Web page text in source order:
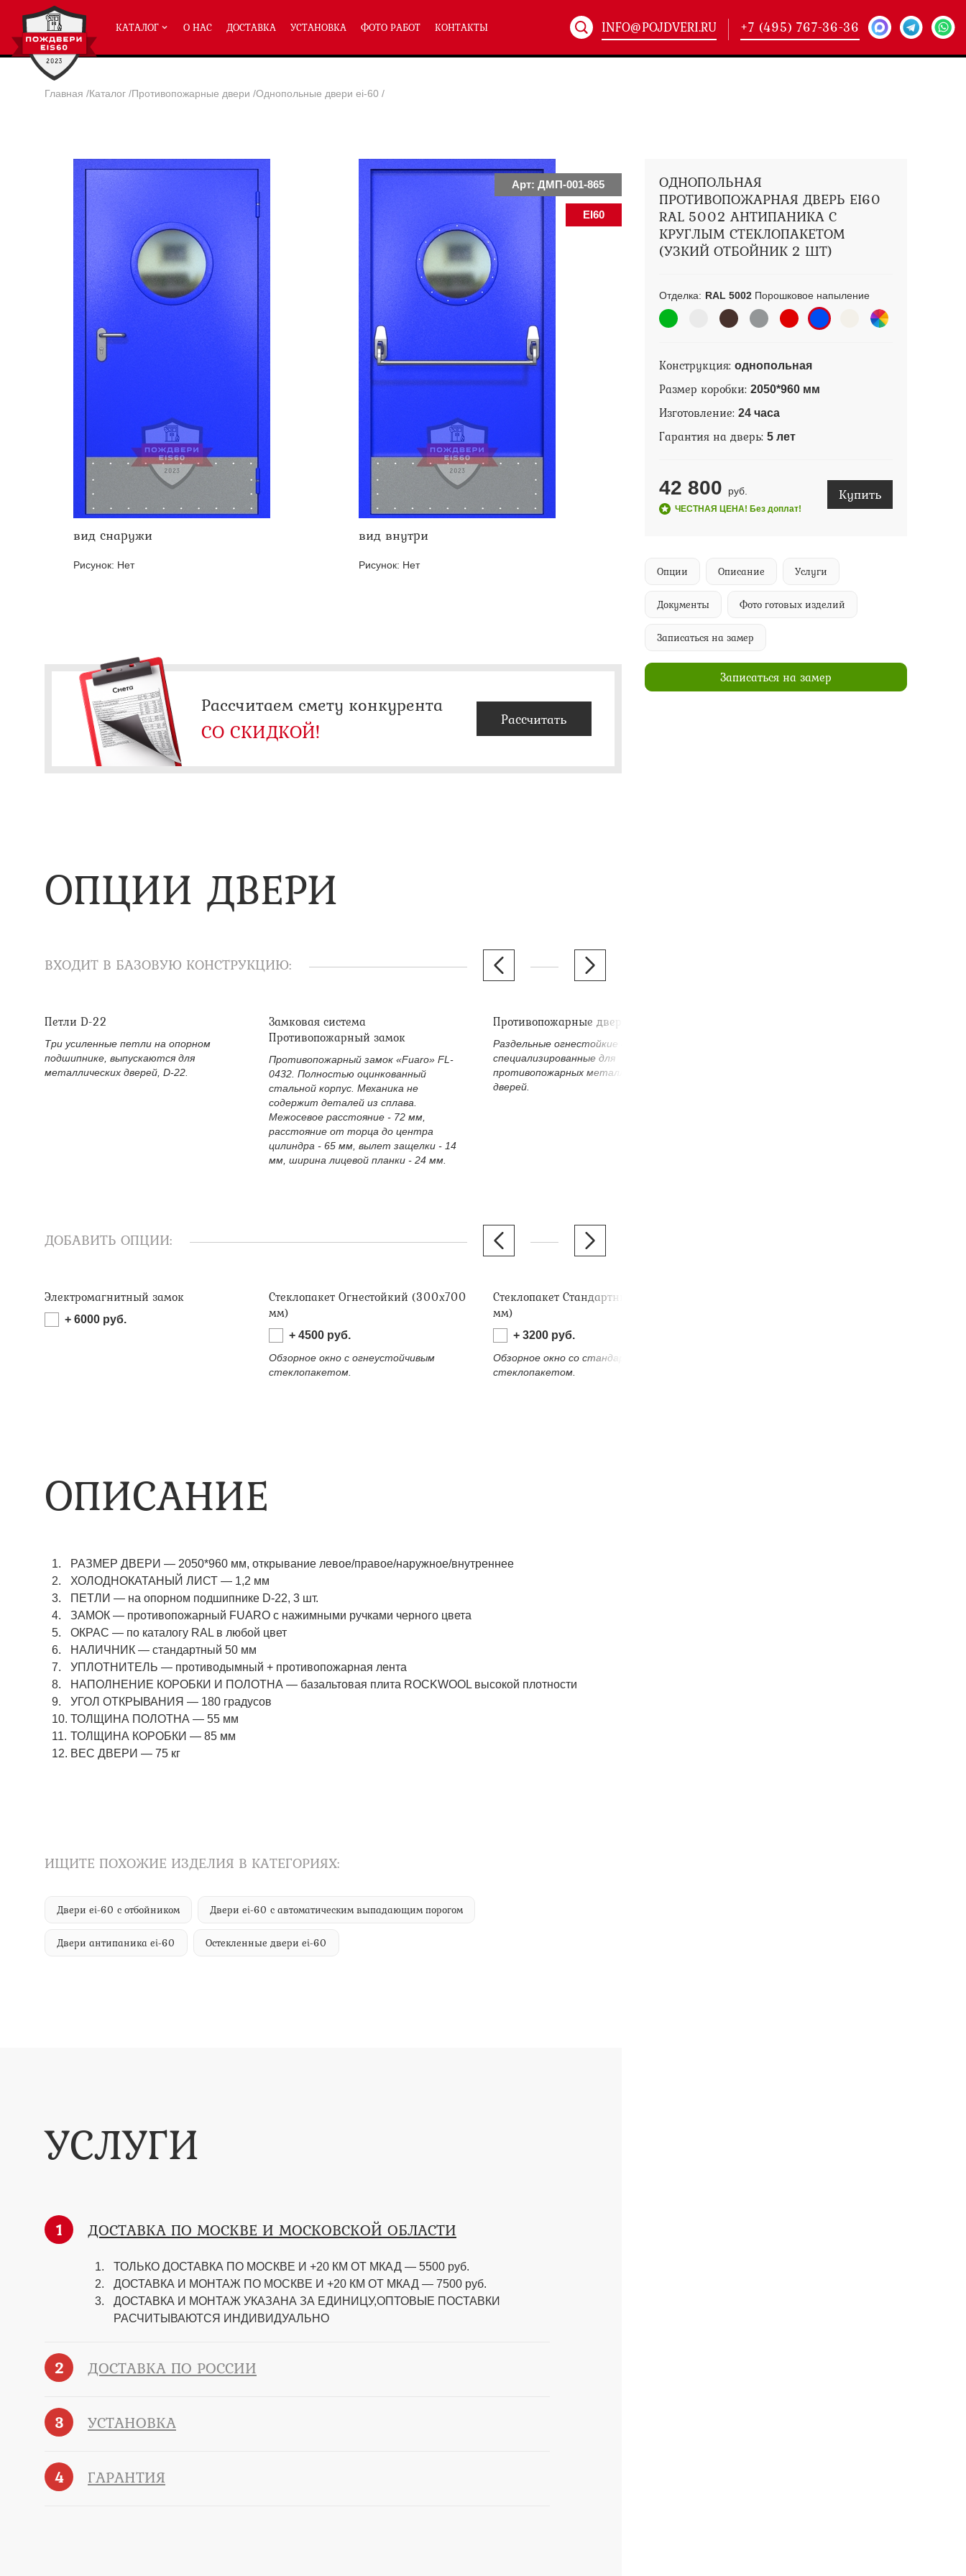
КАТАЛОГ
Полуторные двери ei-60
Глухие двери ei-60
Остекленные двери ei-60
Светопозрачные двери с максимальным остеклением eiw-60
Двери с отделкой МДФ ei-60
Двери антипаника ei-60
Дымогазонепрницаемые двери eis-60
Двери ei-60 с отбойником
Двери ei-60 для медицинских учреждений
Двери ei-60 для производственных помещений
Противопожарные двери со стыковочным узлом
Полуторные технические двери
Двупольные технические двери(178)
О НАС ДОСТАВКА УСТАНОВКА ФОТО РАБОТ КОНТАКТЫ INFO@POJDVERI.RU +7 (495) 767-36-36
Главная /Каталог /Противопожарные двери /Однопольные двери ei-60 /
Арт: ДМП-001-865
EI60
вид снаружи
Рисунок: Нет
вид внутри
Рисунок: Нет
ОДНОПОЛЬНАЯ
ПРОТИВОПОЖАРНАЯ ДВЕРЬ EI60
RAL 5002 АНТИПАНИКА С
КРУГЛЫМ СТЕКЛОПАКЕТОМ
(УЗКИЙ ОТБОЙНИК 2 ШТ)
Отделка: RAL 5002Порошковое напыление
Конструкция: однопольная
Размер коробки: 2050*960 мм
Изготовление: 24 часа
Гарантия на дверь: 5 лет
42 800 руб.
ЧЕСТНАЯ ЦЕНА! Без доплат!
Купить
Опции Описание Услуги
Документы Фото готовых изделий
Записаться на замер
Записаться на замер
Рассчитаем смету конкурента
СО СКИДКОЙ! Рассчитать
ОПЦИИ ДВЕРИ
ВХОДИТ В БАЗОВУЮ КОНСТРУКЦИЮ:
Петли D-22
Три усиленные петли на опорном
подшипнике, выпускаются для
металлических дверей, D-22.
Замковая система
Противопожарный замок
Противопожарный замок «Fuaro» FL-
0432. Полностью оцинкованный
стальной корпус. Механика не
содержит деталей из сплава.
Межосевое расстояние - 72 мм,
расстояние от торца до центра
цилиндра - 65 мм, вылет защелки - 14
мм, ширина лицевой планки - 24 мм.
Противопожарные дверные ручки
Раздельные огнестойкие дверные ручки
специализированные для
противопожарных металлических
дверей.
ДОБАВИТЬ ОПЦИИ:
Электромагнитный замок
+ 6000 руб.
Стеклопакет Огнестойкий (300х700
мм)
+ 4500 руб.
Обзорное окно с огнеустойчивым
стеклопакетом.
Стеклопакет Стандартный (300*700
мм)
+ 3200 руб.
Обзорное окно со стандартным
стеклопакетом.
ОПИСАНИЕ
РАЗМЕР ДВЕРИ — 2050*960 мм, открывание левое/правое/наружное/внутреннее
ХОЛОДНОКАТАНЫЙ ЛИСТ — 1,2 мм
ПЕТЛИ — на опорном подшипнике D-22, 3 шт.
ЗАМОК — противопожарный FUARO с нажимными ручками черного цвета
ОКРАС — по каталогу RAL в любой цвет​​​​​​​
НАЛИЧНИК — стандартный 50 мм
УПЛОТНИТЕЛЬ — противодымный + противопожарная лента
НАПОЛНЕНИЕ КОРОБКИ И ПОЛОТНА — базальтовая плита ROCKWOOL высокой плотности
УГОЛ ОТКРЫВАНИЯ — 180 градусов
ТОЛЩИНА ПОЛОТНА — 55 мм
ТОЛЩИНА КОРОБКИ — 85 мм
ВЕС ДВЕРИ — 75 кг
ИЩИТЕ ПОХОЖИЕ ИЗДЕЛИЯ В КАТЕГОРИЯХ:
Двери ei-60 с отбойником Двери ei-60 с автоматическим выпадающим порогом
Двери антипаника ei-60 Остекленные двери ei-60
УСЛУГИ
1 ДОСТАВКА ПО МОСКВЕ И МОСКОВСКОЙ ОБЛАСТИ
ТОЛЬКО ДОСТАВКА ПО МОСКВЕ И +20 КМ ОТ МКАД — 5500 руб.
ДОСТАВКА И МОНТАЖ ПО МОСКВЕ И +20 КМ ОТ МКАД — 7500 руб.
ДОСТАВКА И МОНТАЖ УКАЗАНА ЗА ЕДИНИЦУ,ОПТОВЫЕ ПОСТАВКИ
РАСЧИТЫВАЮТСЯ ИНДИВИДУАЛЬНО
2 ДОСТАВКА ПО РОССИИ
3 УСТАНОВКА
4 ГАРАНТИЯ